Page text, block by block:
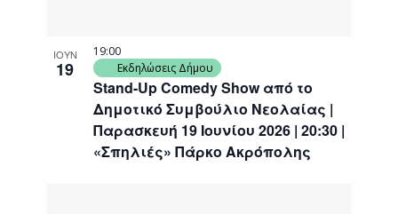
ΙΟΥΝ
19
Stand-Up Comedy Show από το
Δημοτικό Συμβούλιο Νεολαίας |
Παρασκευή 19 Ιουνίου 2026 | 20:30 |
«Σπηλιές» Πάρκο Ακρόπολης
19:00
Εκδηλώσεις Δήμου